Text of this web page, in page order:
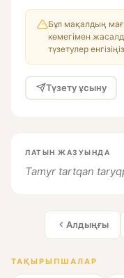
Бұл мақалдың
көмегімен
түзетулер
Түзету ұсыну
ЛАТЫН ЖАЗУЫНДА
Tamyr tartqan
Алдыңғы
ТАҚЫРЫПШАЛАР